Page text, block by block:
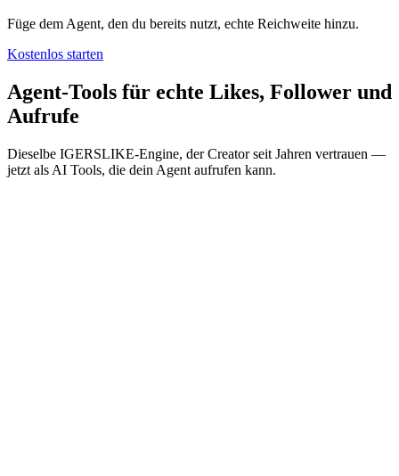
Füge dem Agent, den du bereits nutzt, echte Reichweite hinzu.
Kostenlos starten
Agent-Tools für echte Likes, Follower und
Aufrufe
Dieselbe IGERSLIKE-Engine, der Creator seit Jahren vertrauen —
jetzt als AI Tools, die dein Agent aufrufen kann.